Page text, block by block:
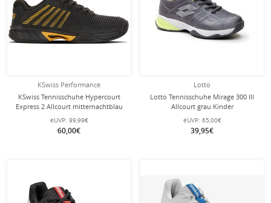
KSwiss Performance
KSwiss Tennisschuhe Hypercourt
Express 2 Allcourt mitternachtblau
Kinder
eUVP: 99,99€
60,00€
Lotto
Lotto Tennisschuhe Mirage 300 III
Allcourt grau Kinder
eUVP: 65,00€
39,95€